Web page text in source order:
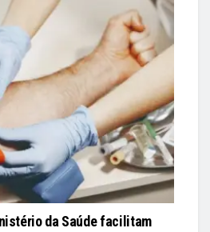
da Saúde facilitam